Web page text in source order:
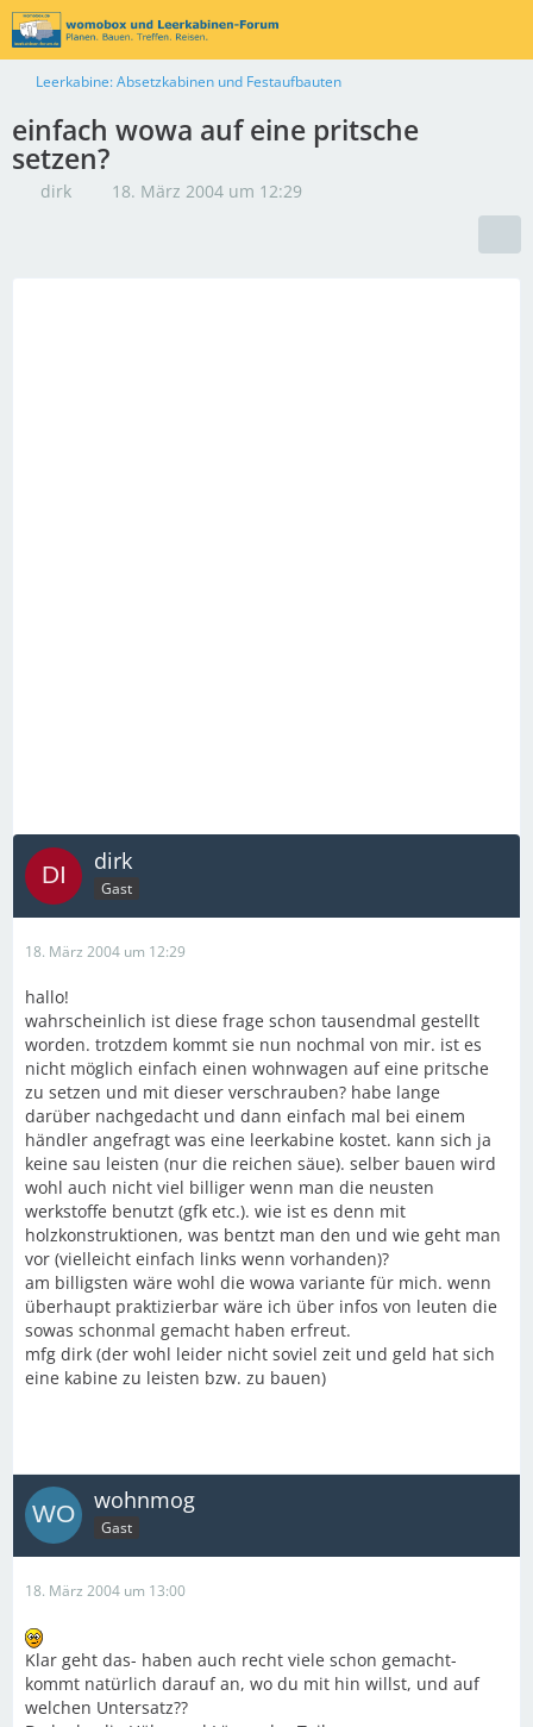
Leerkabine: Absetzkabinen und Festaufbauten
einfach wowa auf eine pritsche
setzen?
dirk 18. März 2004 um 12:29
dirk
Gast
18. März 2004 um 12:29
hallo!
wahrscheinlich ist diese frage schon tausendmal gestellt
worden. trotzdem kommt sie nun nochmal von mir. ist es
nicht möglich einfach einen wohnwagen auf eine pritsche
zu setzen und mit dieser verschrauben? habe lange
darüber nachgedacht und dann einfach mal bei einem
händler angefragt was eine leerkabine kostet. kann sich ja
keine sau leisten (nur die reichen säue). selber bauen wird
wohl auch nicht viel billiger wenn man die neusten
werkstoffe benutzt (gfk etc.). wie ist es denn mit
holzkonstruktionen, was bentzt man den und wie geht man
vor (vielleicht einfach links wenn vorhanden)?
am billigsten wäre wohl die wowa variante für mich. wenn
überhaupt praktizierbar wäre ich über infos von leuten die
sowas schonmal gemacht haben erfreut.
mfg dirk (der wohl leider nicht soviel zeit und geld hat sich
eine kabine zu leisten bzw. zu bauen)
wohnmog
Gast
18. März 2004 um 13:00
Klar geht das- haben auch recht viele schon gemacht-
kommt natürlich darauf an, wo du mit hin willst, und auf
welchen Untersatz??